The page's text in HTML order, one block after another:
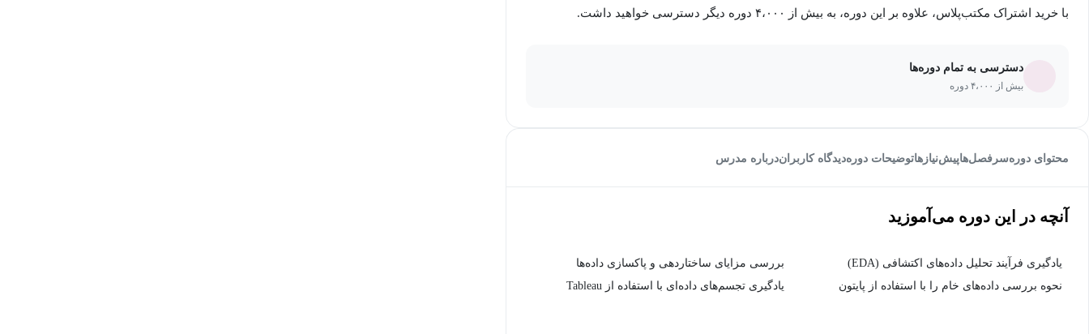
با خرید اشتراک مکتب‌پلاس، علاوه بر این دوره، به بیش از ۴،۰۰۰ دوره دیگر دسترسی خواهید داشت.
دسترسی به تمام دوره‌ها
بیش از ۴،۰۰۰ دوره
محتوای دورهسرفصل‌هاپیش‌نیاز‌هاتوضیحات دورهدیدگاه کاربراندرباره مدرس
آنچه در این دوره می‌آموزید
یادگیری فرآیند تحلیل داده‌های اکتشافی (EDA)
بررسی مزایای ساختاردهی و پاکسازی داده‌ها
نحوه بررسی داده‌های خام را با استفاده از پایتون
یادگیری تجسم‌های داده‌ای با استفاده از Tableau